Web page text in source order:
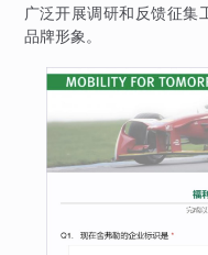
广泛开展调研和反馈征集
品牌形象。